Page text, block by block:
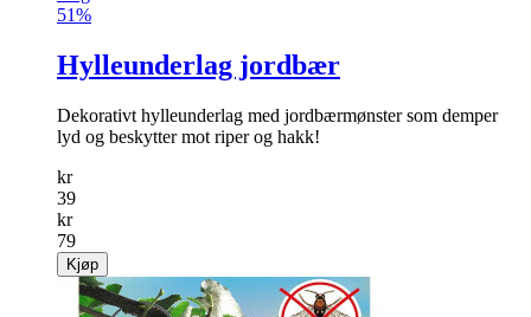
51%
Hylleunderlag jordbær
Dekorativt hylleunderlag med jordbærmønster som demper
lyd og beskytter mot riper og hakk!
kr
39
kr
79
Kjøp